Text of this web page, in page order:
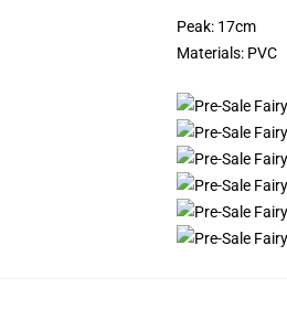
Peak: 17cm
Materials: PVC